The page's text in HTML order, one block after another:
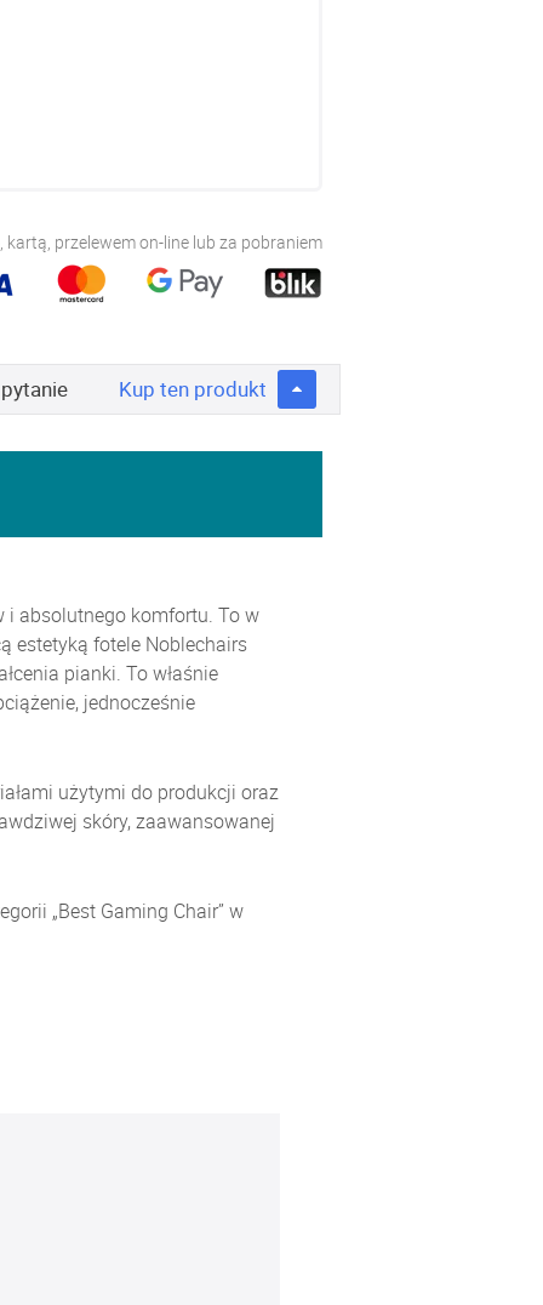
przelewem on-line lub za pobraniem
Kup ten produkt
i absolutnego komfortu. To w
estetyką fotele Noblechairs
pianki. To właśnie
jednocześnie
użytymi do produkcji oraz
skóry, zaawansowanej
„Best Gaming Chair” w